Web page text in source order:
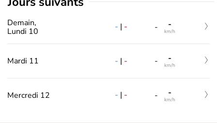
Demain,
Lundi 10
- | - - -
km/h
Mardi 11 - | - - -
km/h
Mercredi 12 - | - - -
km/h